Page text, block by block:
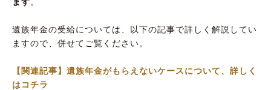
遺族年金の受給については、以下の記事で詳しく解説してい
ますので、併せてご覧ください。
【関連記事】遺族年金がもらえないケースについて、詳しく
はコチラ